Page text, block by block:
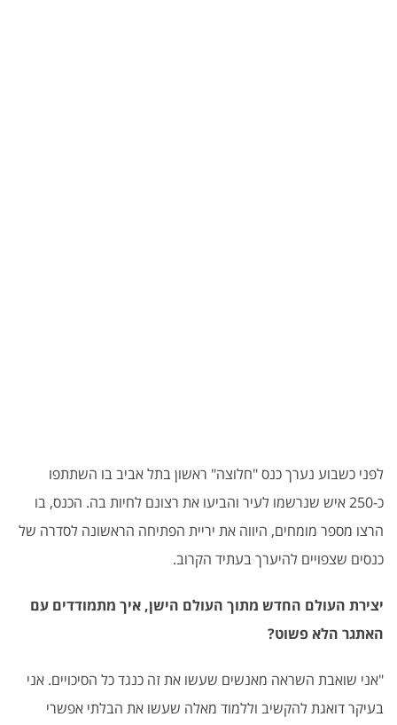
לפני כשבוע נערך כנס "חלוצה" ראשון בתל אביב בו השתתפו
כ-250 איש שנרשמו לעיר והביעו את רצונם לחיות בה. הכנס, בו
הרצו מספר מומחים, היווה את יריית הפתיחה הראשונה לסדרה של
כנסים שצפויים להיערך בעתיד הקרוב.
יצירת העולם החדש מתוך העולם הישן, איך מתמודדים עם
האתגר הלא פשוט?
"אני שואבת השראה מאנשים שעשו את זה כנגד כל הסיכויים. אני
בעיקר דואגת להקשיב וללמוד מאלה שעשו את הבלתי אפשרי